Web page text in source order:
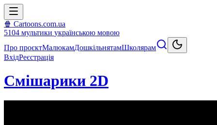
🍿 Cartoons.com.ua
5104 мультики українською мовою
Про проєктМалюкамДошкільнятамШколярам
ВхідРеєстрація
Смiшарики 2D